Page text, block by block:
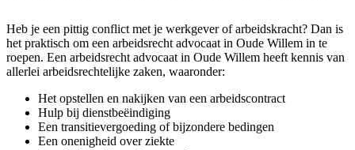
Heb je een pittig conflict met je werkgever of arbeidskracht? Dan is
het praktisch om een arbeidsrecht advocaat in Oude Willem in te
roepen. Een arbeidsrecht advocaat in Oude Willem heeft kennis van
allerlei arbeidsrechtelijke zaken, waaronder:
Het opstellen en nakijken van een arbeidscontract
Hulp bij dienstbeëindiging
Een transitievergoeding of bijzondere bedingen
Een onenigheid over ziekte